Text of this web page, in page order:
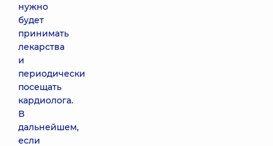
нужно
будет
принимать
лекарства
и
периодически
посещать
кардиолога.
В
дальнейшем,
если